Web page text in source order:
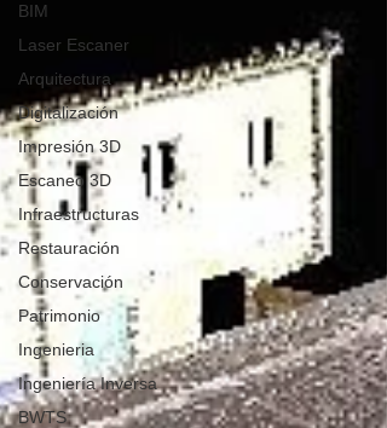
BIM
Laser Escaner
Arquitectura
Digitalización
Impresión 3D
Escaneo 3D
Infraestructuras
Restauración
Conservación
Patrimonio
Ingenieria
Ingeniería Inversa
BWTS